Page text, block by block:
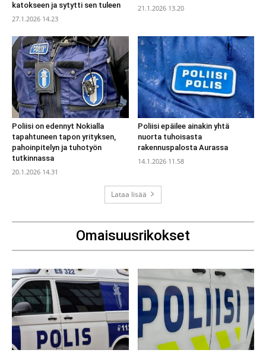
katokseen ja sytytti sen tuleen
27.1.2026 14.23
21.1.2026 13.20
Poliisi on edennyt Nokialla
tapahtuneen tapon yrityksen,
pahoinpitelyn ja tuhotyön
tutkinnassa
20.1.2026 14.31
Poliisi epäilee ainakin yhtä
nuorta tuhoisasta
rakennuspalosta Aurassa
14.1.2026 11.58
Lataa lisää
Omaisuusrikokset